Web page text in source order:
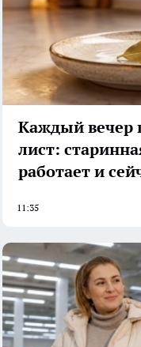
Каждый вечер
лист:
работает и
11:35